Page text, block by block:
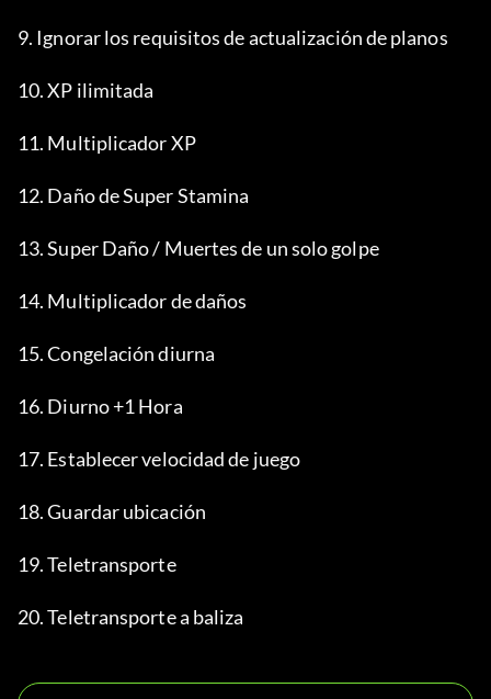
9. Ignorar los requisitos de actualización de planos
10. XP ilimitada
11. Multiplicador XP
12. Daño de Super Stamina
13. Super Daño / Muertes de un solo golpe
14. Multiplicador de daños
15. Congelación diurna
16. Diurno +1 Hora
17. Establecer velocidad de juego
18. Guardar ubicación
19. Teletransporte
20. Teletransporte a baliza